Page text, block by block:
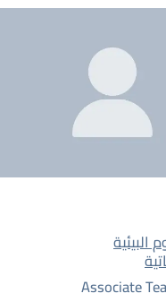
Associate